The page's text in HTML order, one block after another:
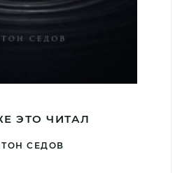
ЭТО ЧИТАЛ
СЕДОВ